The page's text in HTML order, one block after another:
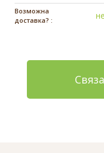
Возможна
доставка? :